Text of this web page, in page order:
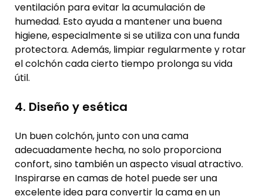
ventilación para evitar la acumulación de
humedad. Esto ayuda a mantener una buena
higiene, especialmente si se utiliza con una funda
protectora. Además, limpiar regularmente y rotar
el colchón cada cierto tiempo prolonga su vida
útil.
4. Diseño y esética
Un buen colchón, junto con una cama
adecuadamente hecha, no solo proporciona
confort, sino también un aspecto visual atractivo.
Inspirarse en camas de hotel puede ser una
excelente idea para convertir la cama en un